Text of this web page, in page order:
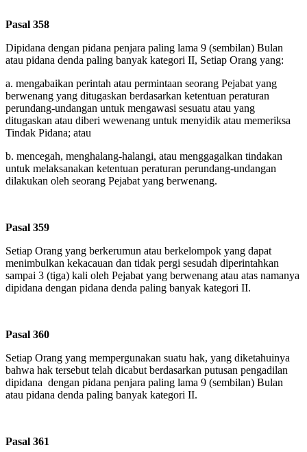
Pasal 358
Dipidana dengan pidana penjara paling lama 9 (sembilan) Bulan
atau pidana denda paling banyak kategori II, Setiap Orang yang:
a. mengabaikan perintah atau permintaan seorang Pejabat yang
berwenang yang ditugaskan berdasarkan ketentuan peraturan
perundang-undangan untuk mengawasi sesuatu atau yang
ditugaskan atau diberi wewenang untuk menyidik atau memeriksa
Tindak Pidana; atau
b. mencegah, menghalang-halangi, atau menggagalkan tindakan
untuk melaksanakan ketentuan peraturan perundang-undangan
dilakukan oleh seorang Pejabat yang berwenang.
Pasal 359
Setiap Orang yang berkerumun atau berkelompok yang dapat
menimbulkan kekacauan dan tidak pergi sesudah diperintahkan
sampai 3 (tiga) kali oleh Pejabat yang berwenang atau atas namanya
dipidana dengan pidana denda paling banyak kategori II.
Pasal 360
Setiap Orang yang mempergunakan suatu hak, yang diketahuinya
bahwa hak tersebut telah dicabut berdasarkan putusan pengadilan
dipidana dengan pidana penjara paling lama 9 (sembilan) Bulan
atau pidana denda paling banyak kategori II.
Pasal 361